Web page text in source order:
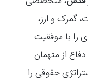
گمرک و ارز،
را با موفقیت
از متهمان
حقوقی را